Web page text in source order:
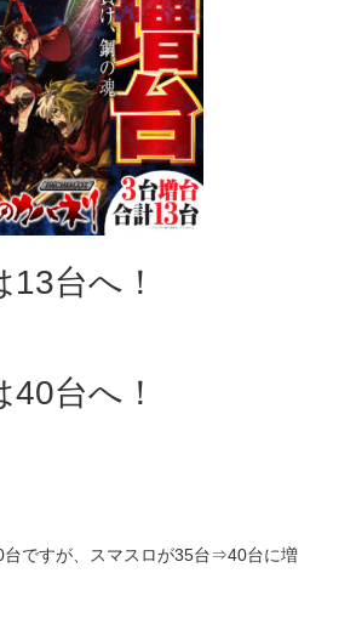
台へ！
台へ！
ですが、スマスロが35台⇒40台に増